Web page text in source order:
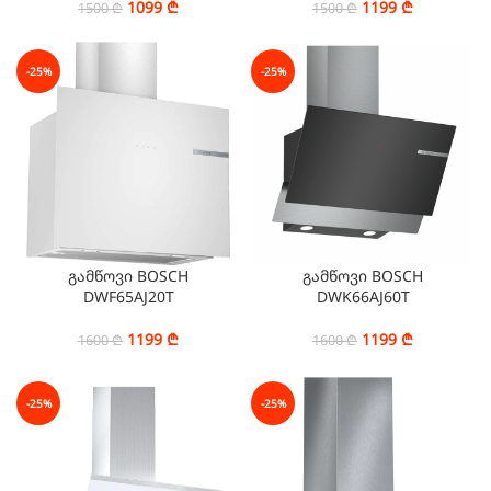
1500₾ 1099 ₾ 1500₾ 1199 ₾
-25%
გამწოვი BOSCH
DWF65AJ20T
1600₾ 1199 ₾
-25%
გამწოვი BOSCH
DWK66AJ60T
1600₾ 1199 ₾
-25% -25%